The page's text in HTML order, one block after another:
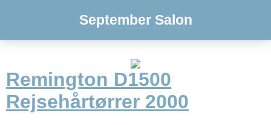
September Salon
Remington D1500
Rejsehårtørrer 2000